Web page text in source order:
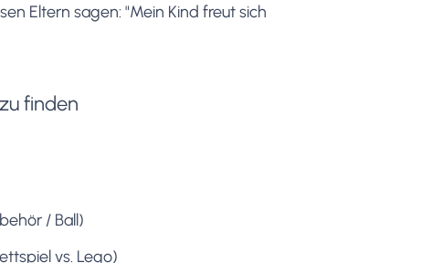
Eltern sagen: "Mein Kind freut sich
finden
/ Ball)
vs. Lego)